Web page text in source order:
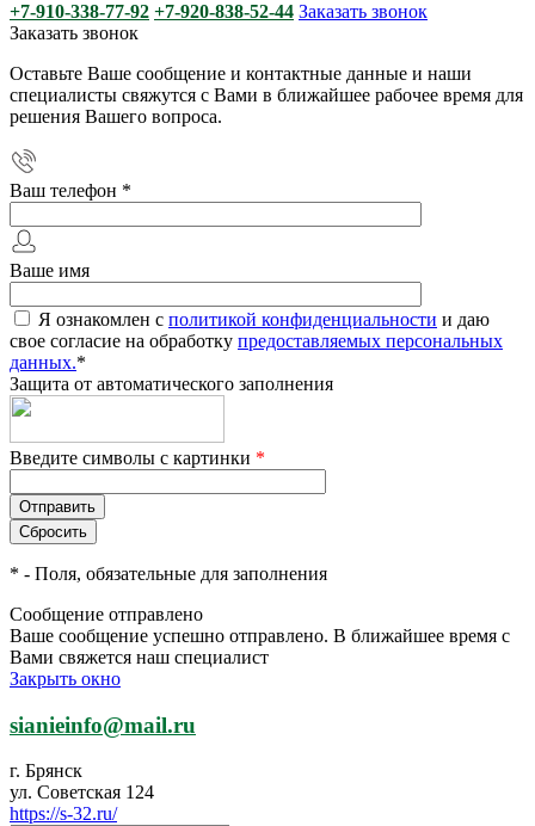
+7-910-338-77-92 +7-920-838-52-44 Заказать звонок
Заказать звонок
Оставьте Ваше сообщение и контактные данные и наши
специалисты свяжутся с Вами в ближайшее рабочее время для
решения Вашего вопроса.
Ваш телефон *
Ваше имя
Я ознакомлен с политикой конфиденциальности и даю
свое согласие на обработку предоставляемых персональных
данных.*
Защита от автоматического заполнения
Введите символы с картинки *
* - Поля, обязательные для заполнения
Сообщение отправлено
Ваше сообщение успешно отправлено. В ближайшее время с
Вами свяжется наш специалист
Закрыть окно
sianieinfo@mail.ru
г. Брянск
ул. Советская 124
https://s-32.ru/